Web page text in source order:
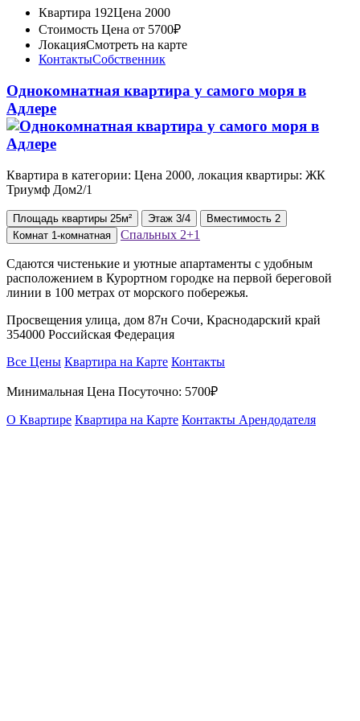
Квартира 192Цена 2000
Стоимость Цена от 5700₽
ЛокацияСмотреть на карте
КонтактыСобственник
Однокомнатная квартира у самого моря в
Адлере
Квартира в категории: Цена 2000, локация квартиры: ЖК
Триумф Дом2/1
Площадь квартиры 25м² Этаж 3/4 Вместимость 2
Комнат 1-комнатная Спальных 2+1
Сдаются чистенькие и уютные апартаменты с удобным
расположением в Курортном городке на первой береговой
линии в 100 метрах от морского побережья.
Просвещения улица, дом 87н Сочи, Краснодарский край
354000 Российская Федерация
Все Цены Квартира на Карте Контакты
Минимальная Цена Посуточно: 5700₽
О Квартире Квартира на Карте Контакты Арендодателя